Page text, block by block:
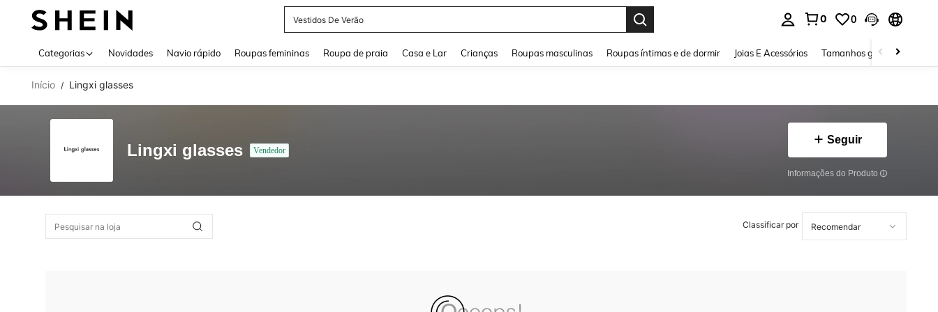
Vestidos De Verão
0 0
Categorias Novidades Navio rápido Roupas femininas Roupa de praia Casa e Lar Crianças Roupas masculinas Roupas íntimas e de dormir Joias E Acessórios Tamanhos grandes
Início / Lingxi glasses
Lingxi glasses Vendedor
Seguir
Informações do Produto
Classificar por